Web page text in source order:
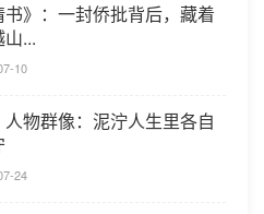
书》：一封侨批背后，藏着
...
10
人物群像：泥泞人生里各自
24